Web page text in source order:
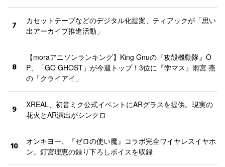
7
カセットテープなどのデジタル化提案、ティアックが「思い
出アーカイブ推進活動」
8
【moraアニソンランキング】King Gnuの『攻殻機動隊』O
P、「GO GHOST」が今週トップ！3位に『学マス』雨宮 燕
の「クライアイ」
9
XREAL、初音ミク公式イベントにARグラスを提供。現実の
花火とAR演出がシンクロ
10
オンキヨー、『ゼロの使い魔』コラボ完全ワイヤレスイヤホ
ン。釘宮理恵の録り下ろしボイスを収録